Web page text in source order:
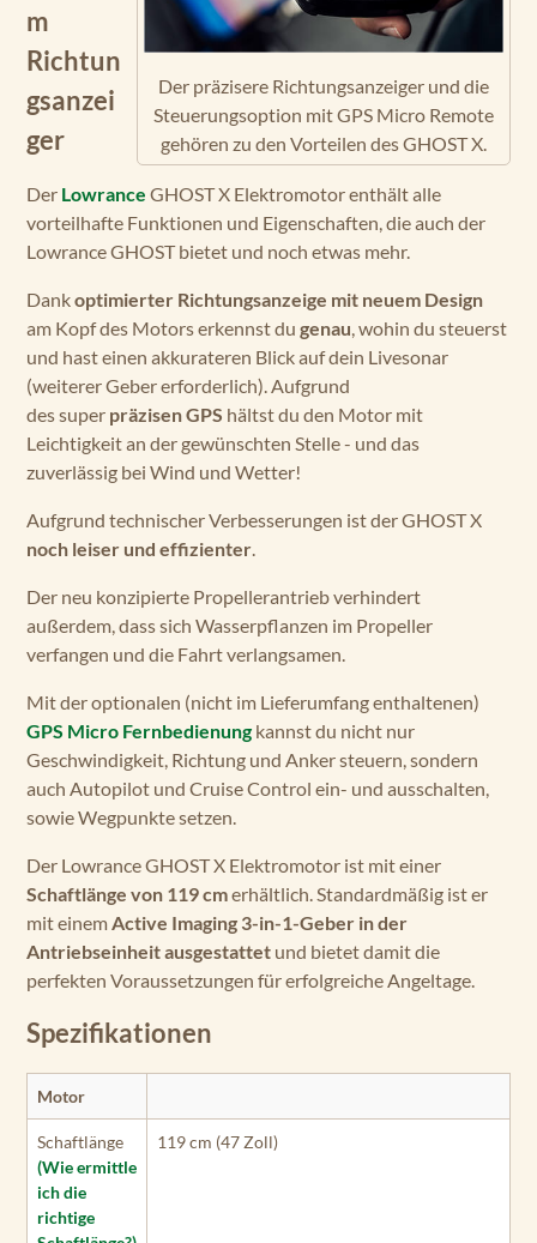
Der präzisere Richtungsanzeiger und die
Steuerungsoption mit GPS Micro Remote
gehören zu den Vorteilen des GHOST X.
m
Richtun
gsanzei
ger
Der Lowrance GHOST X Elektromotor enthält alle
vorteilhafte Funktionen und Eigenschaften, die auch der
Lowrance GHOST bietet und noch etwas mehr.
Dankoptimierter Richtungsanzeige mit neuem Design
am Kopf des Motors erkennst du genau, wohin du steuerst
und hast einen akkurateren Blick auf dein Livesonar
(weiterer Geber erforderlich). Aufgrund
des super präzisen GPS hältst du den Motor mit
Leichtigkeit an der gewünschten Stelle - und das
zuverlässig bei Wind und Wetter!
Aufgrund technischer Verbesserungen ist der GHOST X
noch leiser und effizienter.
Der neu konzipierte Propellerantrieb verhindert
außerdem, dass sich Wasserpflanzen im Propeller
verfangen und die Fahrt verlangsamen.
Mit der optionalen (nicht im Lieferumfang enthaltenen)
GPS Micro Fernbedienungkannst du nicht nur
Geschwindigkeit, Richtung und Anker steuern, sondern
auch Autopilot und Cruise Control ein- und ausschalten,
sowie Wegpunkte setzen.
Der Lowrance GHOST X Elektromotor ist mit einer
Schaftlänge von 119 cmerhältlich. Standardmäßig ist er
mit einemActive Imaging 3-in-1-Geber in der
Antriebseinheit ausgestattet und bietet damit die
perfekten Voraussetzungen für erfolgreiche Angeltage.
Spezifikationen
Motor
Schaftlänge
(Wie ermittle
ich die
richtige
119 cm (47 Zoll)